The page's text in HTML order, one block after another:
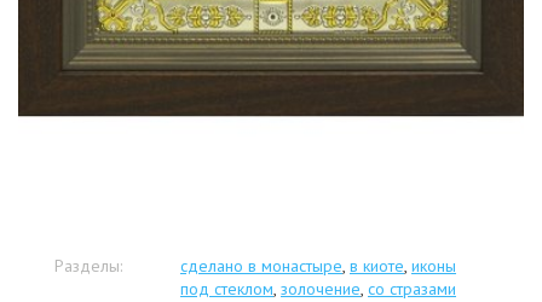
Разделы: сделано в монастыре, в киоте, иконы
под стеклом, золочение, со стразами